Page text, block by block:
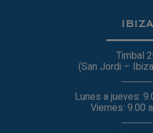
IBIZA
Timbal
(San Jordi –
Lunes a jueves:
Viernes: 9.00